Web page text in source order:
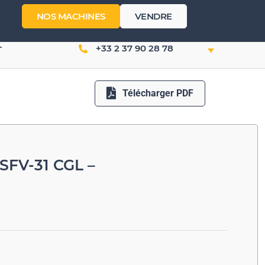
NOS MACHINES VENDRE
+33 2 37 90 28 78
Télécharger PDF
31 CGL –